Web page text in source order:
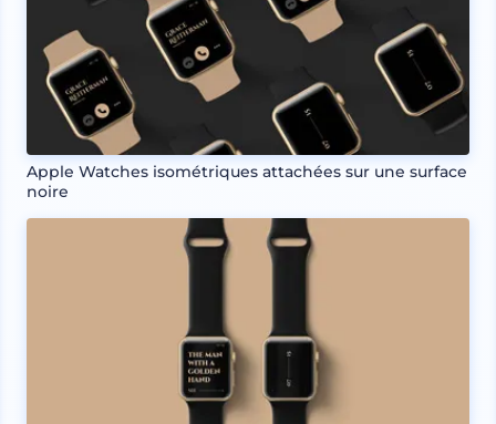
Apple Watches isométriques attachées sur une surface
noire